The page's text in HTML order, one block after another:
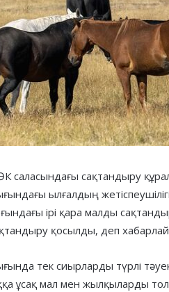
саласындағы сақтандыру
ылғалдың
ірі қара малды
қосылды, деп
тек сиырларды түрлі
ұсақ мал мен жылқыларды